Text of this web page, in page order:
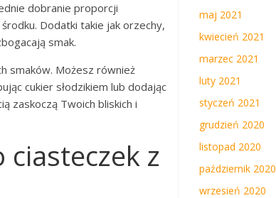
dobranie proporcji
Dodatki takie jak orzechy,
smak.
smaków. Możesz również
cukier słodzikiem lub dodając
zaskoczą Twoich bliskich i
ciasteczek z
maj 2021
kwiecień 2021
marzec 2021
luty 2021
styczeń 2021
grudzień 2020
listopad 2020
październik 2020
wrzesień 2020